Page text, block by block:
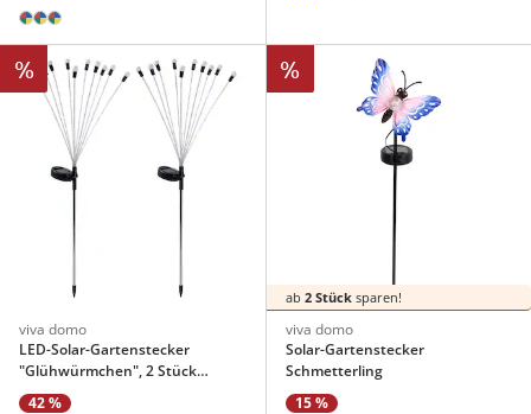
%
viva domo
LED-Solar-Gartenstecker
"Glühwürmchen", 2 Stück
farbwechsel
42 %
%
ab 2 Stücksparen!
viva domo
Solar-Gartenstecker
Schmetterling
15 %